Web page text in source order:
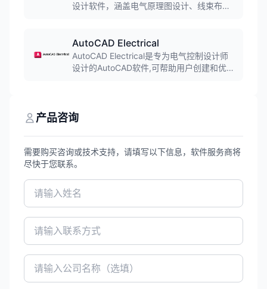
设计软件，涵盖电气原理图设计、线束布
化等领域。
AutoCAD Electrical
AutoCAD Electrical是专为电气控制设计师
设计的AutoCAD软件,可帮助用户创建和优化
产品咨询
需要购买咨询或技术支持，请填写以下信息，软件服务商将
尽快于您联系。